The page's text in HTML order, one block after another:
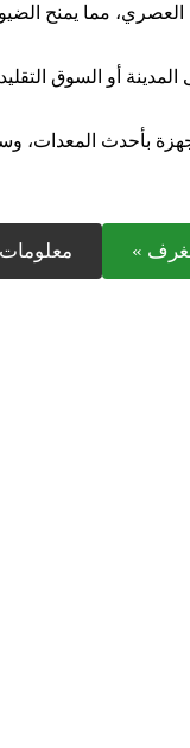
مما يمنح
أو السوق
المعدات، وسبا
» معلومات